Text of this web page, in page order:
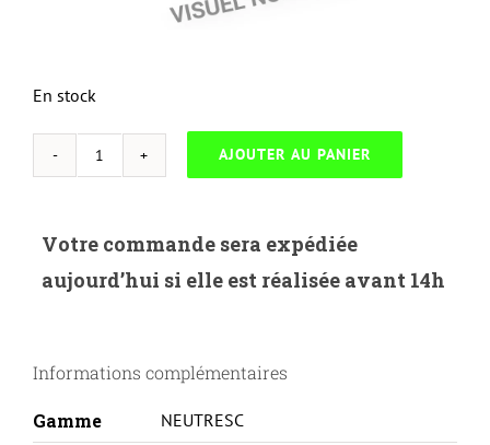
En stock
quantité
O.430-
OKI
AJOUTER AU PANIER
Votre commande sera expédiée
aujourd’hui si elle est réalisée avant 14h
Informations complémentaires
Gamme NEUTRESC